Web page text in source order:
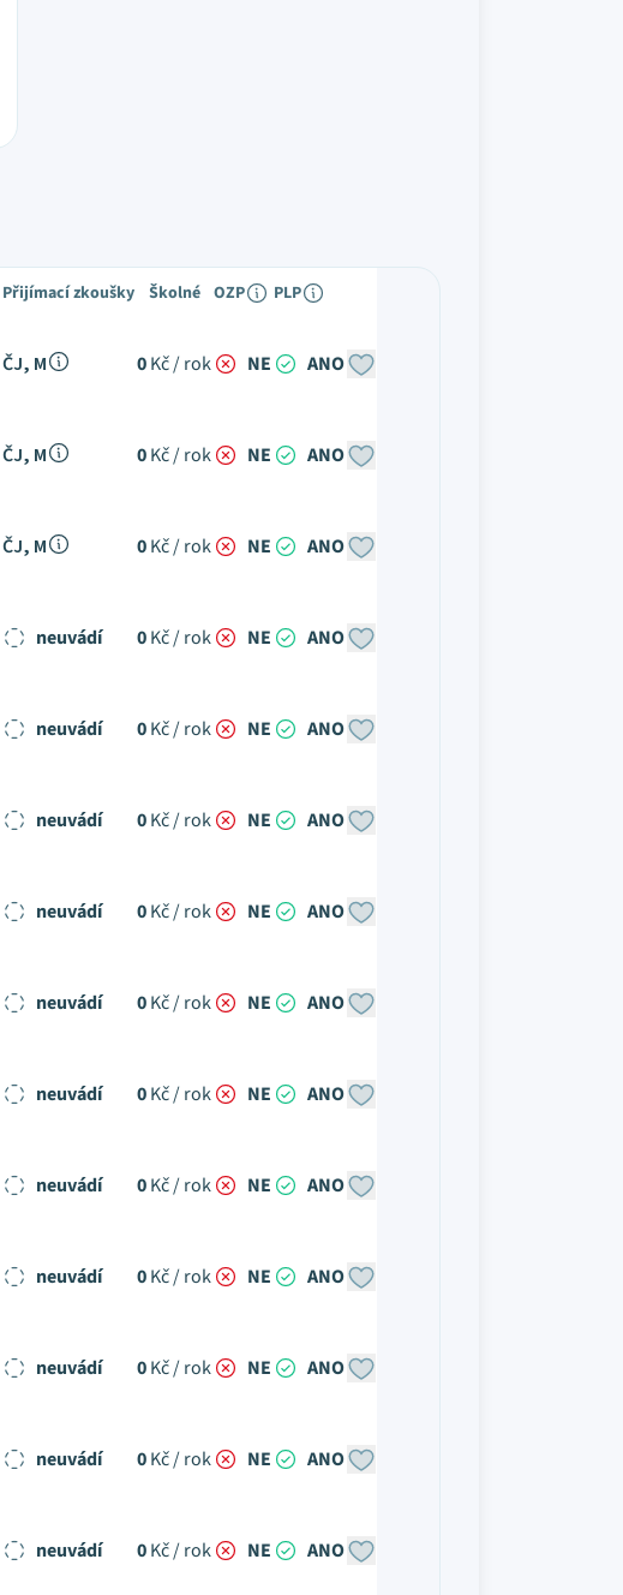
Přijímací zkoušky Školné OZP PLP
ČJ, M 0Kč / rok NE ANO
ČJ, M 0Kč / rok NE ANO
ČJ, M 0Kč / rok NE ANO
neuvádí 0Kč / rok NE ANO
neuvádí 0Kč / rok NE ANO
neuvádí 0Kč / rok NE ANO
neuvádí 0Kč / rok NE ANO
neuvádí 0Kč / rok NE ANO
neuvádí 0Kč / rok NE ANO
neuvádí 0Kč / rok NE ANO
neuvádí 0Kč / rok NE ANO
neuvádí 0Kč / rok NE ANO
neuvádí 0Kč / rok NE ANO
neuvádí 0Kč / rok NE ANO